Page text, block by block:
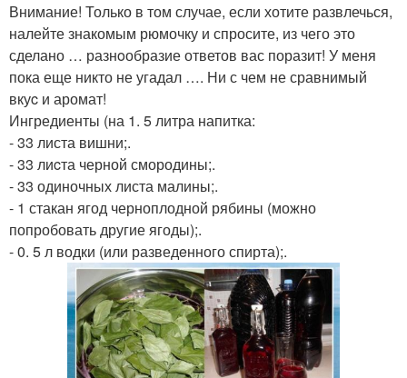
Внимание! Только в том случае, если хотите развлечься,
налейте знакомым рюмочку и спросите, из чего это
сделано … разнoобразие ответов вас поразит! У меня
пока еще никто не угадал …. Ни с чем не сравнимый
вкуc и аромат!
Ингредиенты (на 1. 5 литра напитка:
- 33 листа вишни;.
- 33 лиcта черной смородины;.
- 33 одиночных листа малины;.
- 1 стакан ягод черноплодной рябины (можно
попробовать другие ягоды);.
- 0. 5 л водки (или разведeнного спирта);.